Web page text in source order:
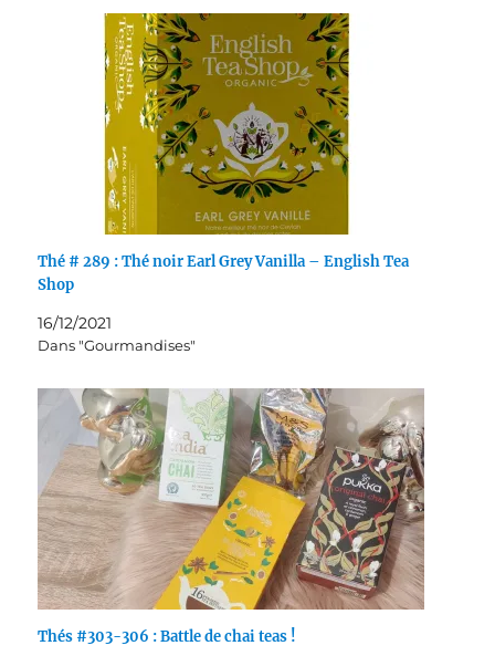
Thé # 289 : Thé noir Earl Grey Vanilla – English Tea
Shop
16/12/2021
Dans "Gourmandises"
Thés #303-306 : Battle de chai teas !